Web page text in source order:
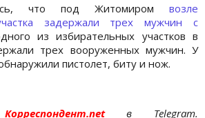
что под Житомиром возле
задержали трех мужчин с
из избирательных участков в
трех вооруженных мужчин. У
пистолет, биту и нож.
в Telegram.